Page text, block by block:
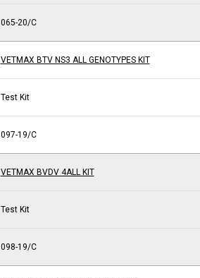
065-20/C
VETMAX BTV NS3 ALL GENOTYPES KIT
Test Kit
097-19/C
VETMAX BVDV 4ALL KIT
Test Kit
098-19/C